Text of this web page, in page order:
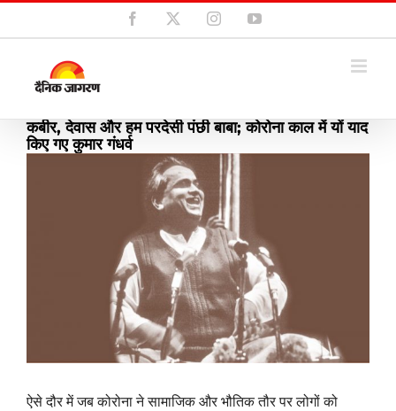
Skip
to
Facebook InstagramYouTube
कबीर, देवास और हम परदेसी पंछी बाबा; कोरोना काल में यों याद
किए गए कुमार गंधर्व
ऐसे दौर में जब कोरोना ने सामाजिक और भौतिक तौर पर लोगों को